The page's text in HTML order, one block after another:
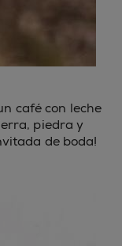
café con leche
piedra y
de boda!